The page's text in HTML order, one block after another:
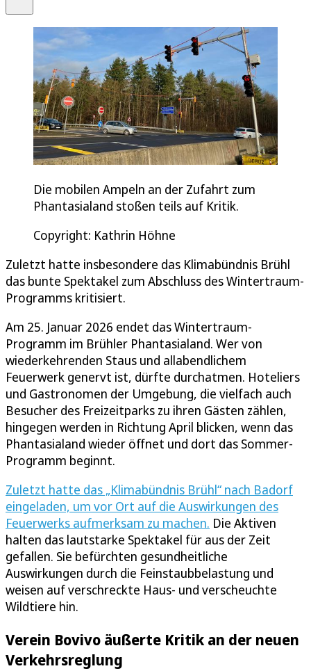
Die mobilen Ampeln an der Zufahrt zum
Phantasialand stoßen teils auf Kritik.
Copyright: Kathrin Höhne
Zuletzt hatte insbesondere das Klimabündnis Brühl
das bunte Spektakel zum Abschluss des Wintertraum-
Programms kritisiert.
Am 25. Januar 2026 endet das Wintertraum-
Programm im Brühler Phantasialand. Wer von
wiederkehrenden Staus und allabendlichem
Feuerwerk genervt ist, dürfte durchatmen. Hoteliers
und Gastronomen der Umgebung, die vielfach auch
Besucher des Freizeitparks zu ihren Gästen zählen,
hingegen werden in Richtung April blicken, wenn das
Phantasialand wieder öffnet und dort das Sommer-
Programm beginnt.
Zuletzt hatte das „Klimabündnis Brühl“ nach Badorf
eingeladen, um vor Ort auf die Auswirkungen des
Feuerwerks aufmerksam zu machen. Die Aktiven
halten das lautstarke Spektakel für aus der Zeit
gefallen. Sie befürchten gesundheitliche
Auswirkungen durch die Feinstaubbelastung und
weisen auf verschreckte Haus- und verscheuchte
Wildtiere hin.
Verein Bovivo äußerte Kritik an der neuen
Verkehrsreglung